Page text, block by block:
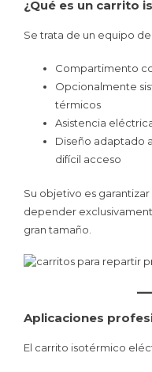
¿Qué es un carrito
Se trata de un equipo
Compartimento
Opcionalmente
térmicos
Asistencia
Diseño adaptado
difícil acceso
Su objetivo es
depender
gran tamaño.
Aplicaciones
El carrito isotérmico